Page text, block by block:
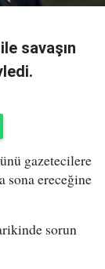
savaşın
gazetecilere
sona ereceğine
sorun